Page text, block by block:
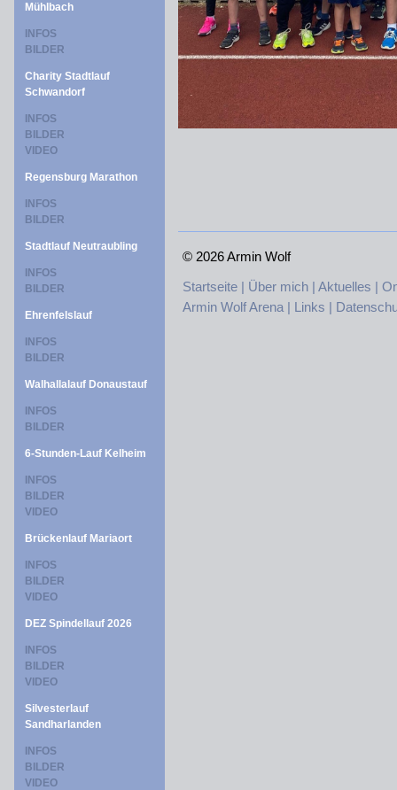
Mühlbach
INFOS
BILDER
Charity Stadtlauf
Schwandorf
INFOS
BILDER
VIDEO
Regensburg Marathon
INFOS
BILDER
Stadtlauf Neutraubling
INFOS
BILDER
Ehrenfelslauf
INFOS
BILDER
Walhallalauf Donaustauf
INFOS
BILDER
6-Stunden-Lauf Kelheim
INFOS
BILDER
VIDEO
Brückenlauf Mariaort
INFOS
BILDER
VIDEO
DEZ Spindellauf 2026
INFOS
BILDER
VIDEO
Silvesterlauf
Sandharlanden
INFOS
BILDER
VIDEO
© 2026 Armin Wolf
Startseite | Über mich | Aktuelles |
Armin Wolf Arena | Links |